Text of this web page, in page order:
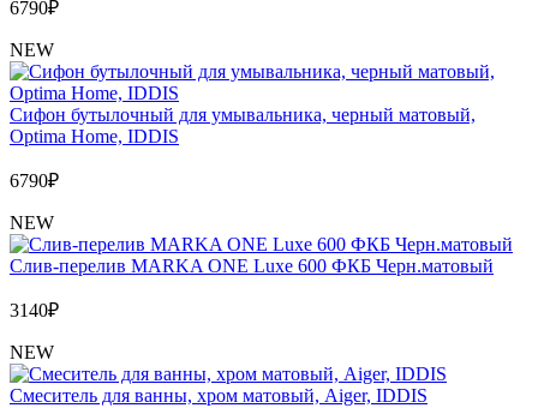
6790₽
NEW
Сифон бутылочный для умывальника, черный матовый,
Optima Home, IDDIS
6790₽
NEW
Слив-перелив MARKA ONE Luxe 600 ФКБ Черн.матовый
3140₽
NEW
Cмеситель для ванны, хром матовый, Aiger, IDDIS